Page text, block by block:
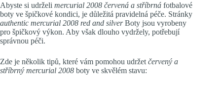
Abyste si udrželi mercurial 2008 červená a stříbrná fotbalové
boty ve špičkové kondici, je důležitá pravidelná péče. Stránky
authentic mercurial 2008 red and silverBoty jsou vyrobeny
pro špičkový výkon. Aby však dlouho vydržely, potřebují
správnou péči.
Zde je několik tipů, které vám pomohou udržet červený a
stříbrný mercurial 2008 boty ve skvělém stavu: